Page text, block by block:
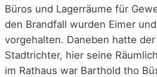
Büros und Lagerräume für
den Brandfall wurden Eimer
vorgehalten. Daneben hatte
Stadtrichter, hier seine
im Rathaus war Barthold tho